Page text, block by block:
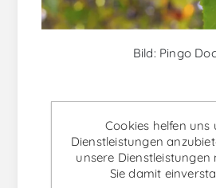
Bild: Pingo
Pinot Noir gehört zur
Pinot Blanc und Pinot
mit der Weinregion
Cookies helfen uns
Dienstleistungen
unsere Dienstleistungen
Sie damit